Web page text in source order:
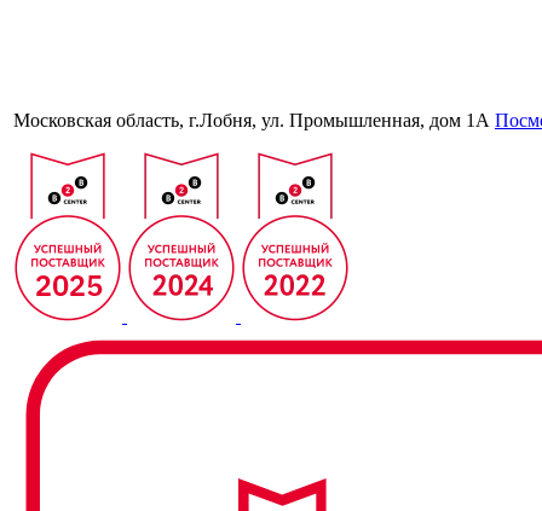
Московская область, г.Лобня, ул. Промышленная, дом 1А